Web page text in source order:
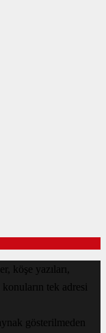
köşe yazıları,
tek adresi
gösterilmeden